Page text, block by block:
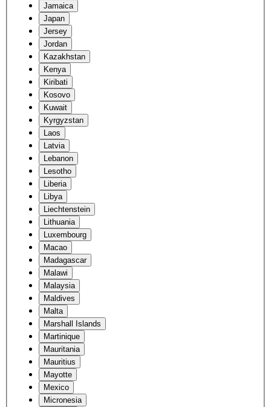
Jamaica
Japan
Jersey
Jordan
Kazakhstan
Kenya
Kiribati
Kosovo
Kuwait
Kyrgyzstan
Laos
Latvia
Lebanon
Lesotho
Liberia
Libya
Liechtenstein
Lithuania
Luxembourg
Macao
Madagascar
Malawi
Malaysia
Maldives
Malta
Marshall Islands
Martinique
Mauritania
Mauritius
Mayotte
Mexico
Micronesia